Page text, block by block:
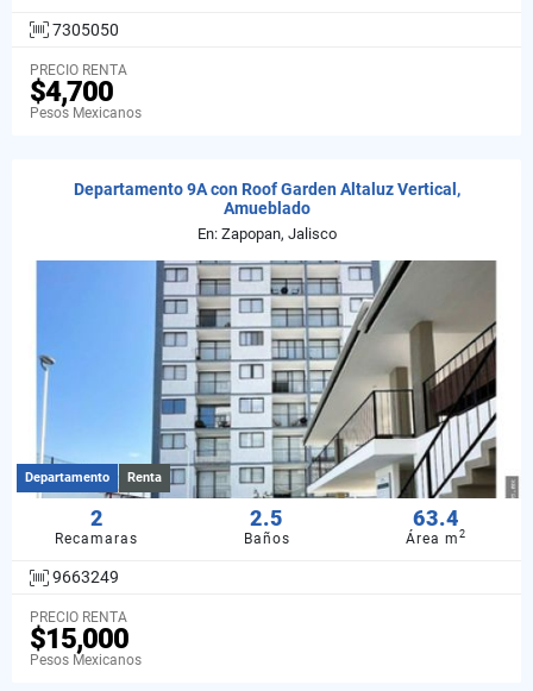
7305050
PRECIO RENTA
$4,700
Pesos Mexicanos
Departamento 9A con Roof Garden Altaluz Vertical,
Amueblado
En: Zapopan, Jalisco
Departamento Renta
2
Recamaras
2.5
Baños
63.4
Área m2
9663249
PRECIO RENTA
$15,000
Pesos Mexicanos